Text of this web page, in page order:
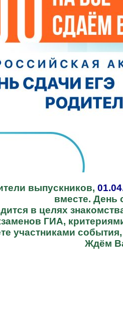
выпускников,
вместе. День
в целях
ГИА,
участниками
Ждём